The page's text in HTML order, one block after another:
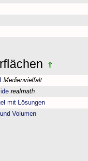
Medienvielfalt
realmath
mit Lösungen
Volumen